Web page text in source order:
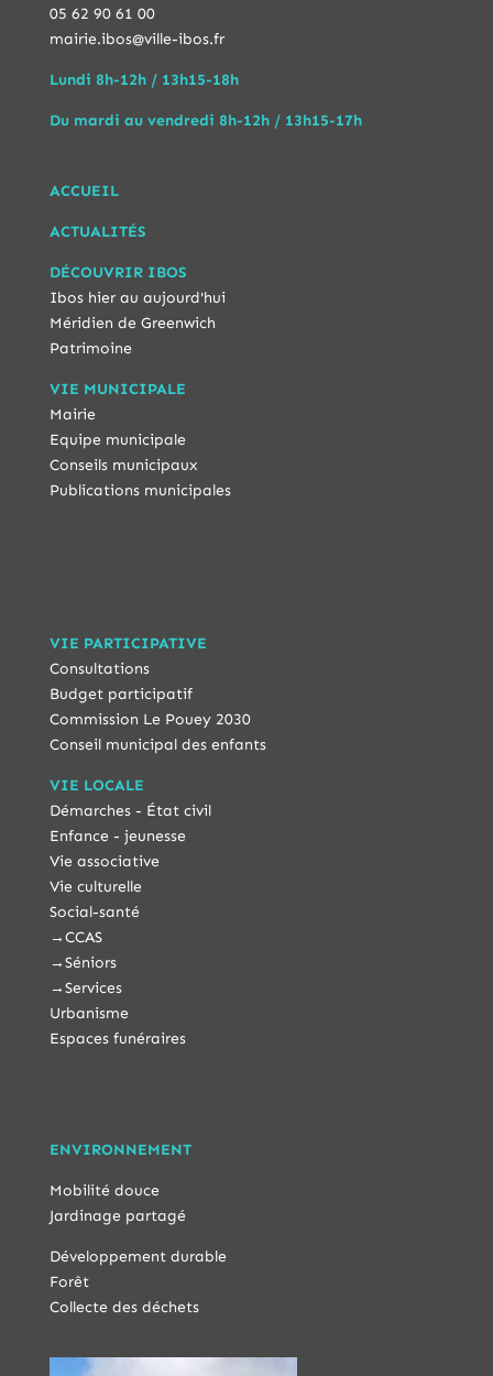
05 62 90 61 00
mairie.ibos@ville-ibos.fr
Lundi 8h-12h / 13h15-18h
Du mardi au vendredi 8h-12h / 13h15-17h
ACCUEIL
ACTUALITÉS
DÉCOUVRIR IBOS
Ibos hier au aujourd'hui
Méridien de Greenwich
Patrimoine
VIE MUNICIPALE
Mairie
Equipe municipale
Conseils municipaux
Publications municipales
VIE PARTICIPATIVE
Consultations
Budget participatif
Commission Le Pouey 2030
Conseil municipal des enfants
VIE LOCALE
Démarches - État civil
Enfance - jeunesse
Vie associative
Vie culturelle
Social-santé
→CCAS
→Séniors
→Services
Urbanisme
Espaces funéraires
ENVIRONNEMENT
Mobilité douce
Jardinage partagé
Développement durable
Forêt
Collecte des déchets